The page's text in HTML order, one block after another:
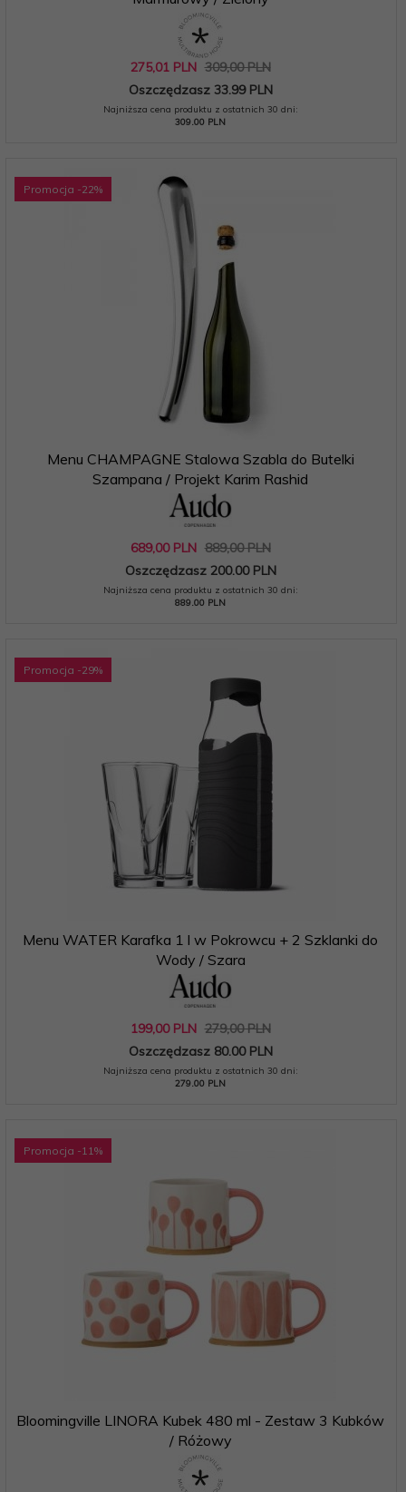
275,01 PLN 309,00 PLN
Oszczędzasz 33.99 PLN
Najniższa cena produktu z ostatnich 30 dni:
309.00 PLN
Promocja -22%
Menu CHAMPAGNE Stalowa Szabla do Butelki
Szampana / Projekt Karim Rashid
689,00 PLN 889,00 PLN
Oszczędzasz 200.00 PLN
Najniższa cena produktu z ostatnich 30 dni:
889.00 PLN
Promocja -29%
Menu WATER Karafka 1 l w Pokrowcu + 2 Szklanki do
Wody / Szara
199,00 PLN 279,00 PLN
Oszczędzasz 80.00 PLN
Najniższa cena produktu z ostatnich 30 dni:
279.00 PLN
Promocja -11 %
Bloomingville LINORA Kubek 480 ml - Zestaw 3 Kubków
/ Różowy